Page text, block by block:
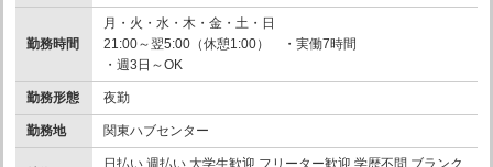
勤務時間
月・火・水・木・金・土・日
21:00～翌5:00（休憩1:00） ・実働7時間
・週3日～OK
勤務形態 夜勤
勤務地 関東ハブセンター
日払い 週払い 大学生歓迎 フリーター歓迎 学歴不問 ブランク